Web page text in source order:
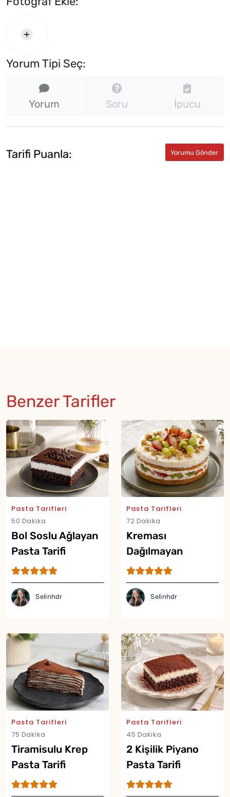
Yorum Tipi Seç:
Yorum Soru İpucu
Tarifi Puanla:
Benzer Tarifler
Pasta Tarifleri
50 Dakika
Bol Soslu Ağlayan
Pasta Tarifi
Selinhdr
Pasta Tarifleri
72 Dakika
Kreması
Dağılmayan
Meyveli Pasta
Tarifi
Selinhdr
Pasta Tarifleri
75 Dakika
Tiramisulu Krep
Pasta Tarifi
Pasta Tarifleri
45 Dakika
2 Kişilik Piyano
Pasta Tarifi